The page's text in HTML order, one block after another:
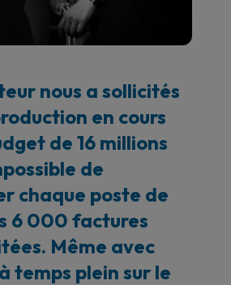
nous a sollicités
en cours
de 16 millions
de
chaque poste de
6 000 factures
Même avec
temps plein sur le